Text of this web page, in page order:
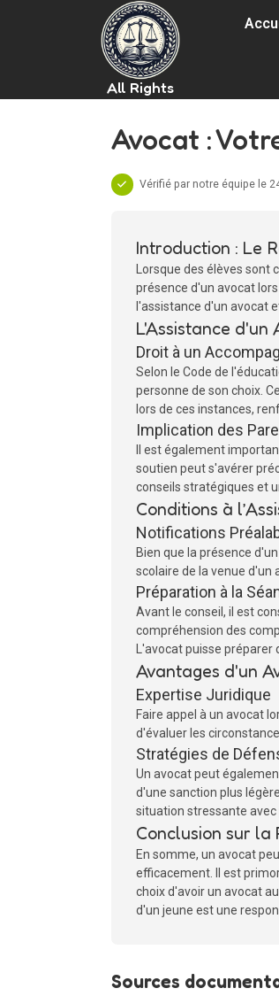
All Rights
Avocat :
Vérifié par notre équipe le
Introduction : Le
Lorsque des élèves
présence d'un avocat
l'assistance d'un avocat
L'Assistance d'un
Droit à un
Selon le Code de
personne de son choix.
lors de ces instances,
Implication des
Il est également
soutien peut s'avérer
conseils stratégiques et
Conditions à
Notifications
Bien que la présence
scolaire de la venue d'un
Préparation à la
Avant le conseil, il est
compréhension des
L'avocat puisse
Avantages d'un
Expertise Juridique
Faire appel à un avocat
d'évaluer les
Stratégies de
Un avocat peut
d'une sanction plus
situation stressante avec
Conclusion sur la
En somme, un avocat
efficacement. Il est
choix d'avoir un avocat
d'un jeune est une
Sources